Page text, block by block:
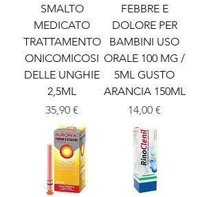
SMALTO
MEDICATO
TRATTAMENTO
ONICOMICOSI
DELLE UNGHIE
2,5ML
Prezzo
35,90 €
FEBBRE E
DOLORE PER
BAMBINI USO
ORALE 100 MG /
5ML GUSTO
ARANCIA 150ML
Prezzo
14,00 €